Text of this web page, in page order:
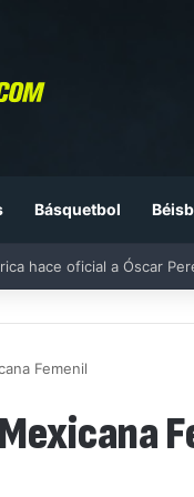
Básquetbol
hace oficial a Óscar
Femenil